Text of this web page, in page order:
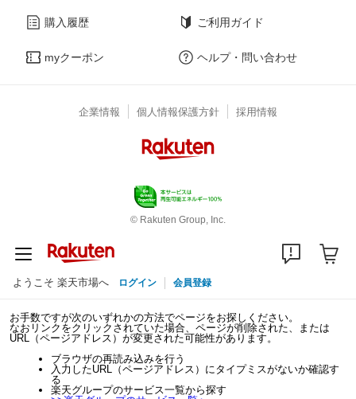
購入履歴
myクーポン
ご利用ガイド
ヘルプ・問い合わせ
企業情報 個人情報保護方針 採用情報
© Rakuten Group, Inc.
ようこそ 楽天市場へ ログイン 会員登録
お手数ですが次のいずれかの方法でページをお探しください。
なおリンクをクリックされていた場合、ページが削除された、または
URL（ページアドレス）が変更された可能性があります。
ブラウザの再読み込みを行う
入力したURL（ページアドレス）にタイプミスがないか確認す
る
楽天グループのサービス一覧から探す